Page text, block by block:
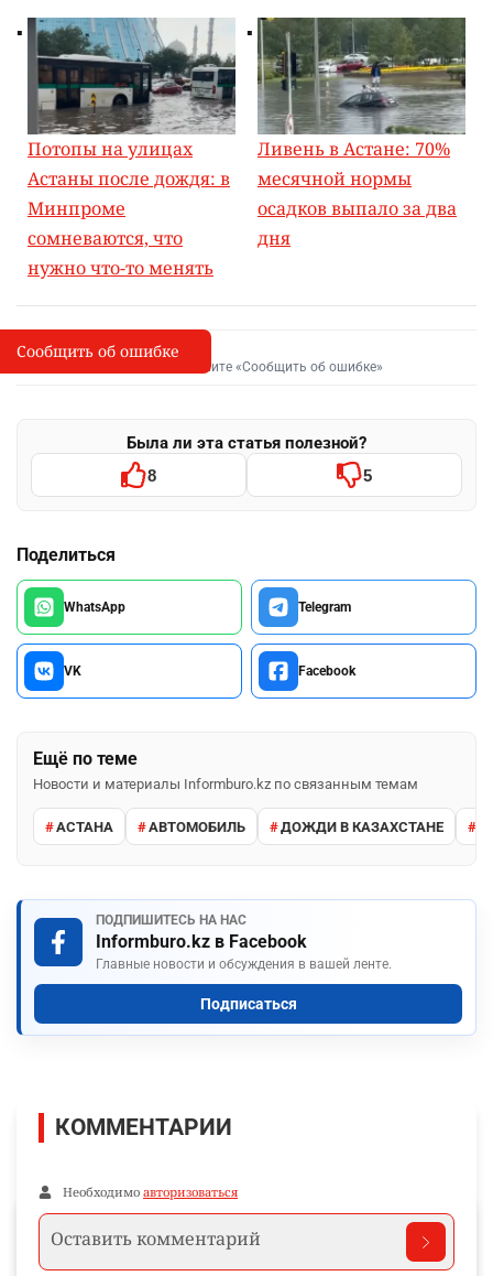
Потопы на улицах
Астаны после дождя: в
Минпроме
сомневаются, что
нужно что-то менять
Ливень в Астане: 70%
месячной нормы
осадков выпало за два
дня
I
Сообщить об опечатке
Выделите фрагмент и нажмите «Сообщить об ошибке»
Была ли эта статья полезной?
8 5
Поделиться
WhatsApp Telegram
VK Facebook
Ещё по теме
Новости и материалы Informburo.kz по связанным темам
АСТАНА АВТОМОБИЛЬ ДОЖДИ В КАЗАХСТАНЕ
ПОДПИШИТЕСЬ НА НАС
Informburo.kz в Facebook
Главные новости и обсуждения в вашей ленте.
Подписаться
Сообщить об ошибке
КОММЕНТАРИИ
Необходимо авторизоваться